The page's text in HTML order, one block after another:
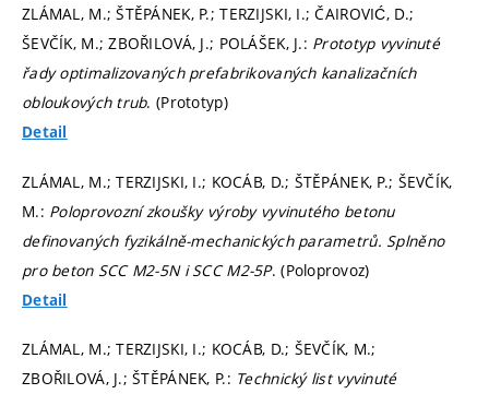
ZLÁMAL, M.; ŠTĚPÁNEK, P.; TERZIJSKI, I.; ČAIROVIĆ, D.;
ŠEVČÍK, M.; ZBOŘILOVÁ, J.; POLÁŠEK, J.: Prototyp vyvinuté
řady optimalizovaných prefabrikovaných kanalizačních
obloukových trub. (Prototyp)
Detail
ZLÁMAL, M.; TERZIJSKI, I.; KOCÁB, D.; ŠTĚPÁNEK, P.; ŠEVČÍK,
M.: Poloprovozní zkoušky výroby vyvinutého betonu
definovaných fyzikálně-mechanických parametrů. Splněno
pro beton SCC M2-5N i SCC M2-5P. (Poloprovoz)
Detail
ZLÁMAL, M.; TERZIJSKI, I.; KOCÁB, D.; ŠEVČÍK, M.;
ZBOŘILOVÁ, J.; ŠTĚPÁNEK, P.: Technický list vyvinuté